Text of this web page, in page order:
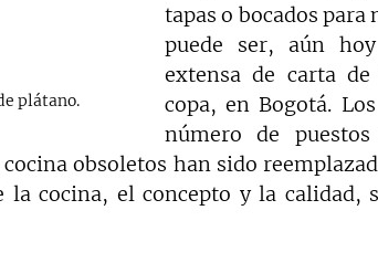
plátano.
tapas o bocados para
puede ser, aún
extensa de carta
copa, en Bogotá.
número de
obsoletos han sido
la cocina, el concepto y la calidad,